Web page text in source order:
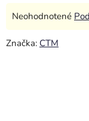
Priemerné
produktu
Neohodnotené
Značka: CTM